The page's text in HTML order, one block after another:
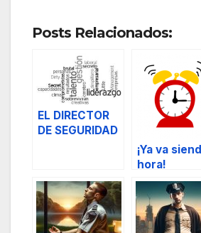
Posts Relacionados:
EL DIRECTOR
DE SEGURIDAD
¡Ya va
hora!